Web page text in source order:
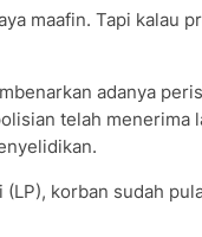
maafin. Tapi kalau
adanya
telah menerima
korban sudah